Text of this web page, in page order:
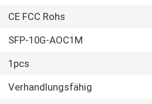
CE FCC Rohs
SFP-10G-AOC1M
1pcs
Verhandlungsfähig